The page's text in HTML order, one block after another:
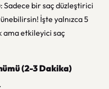
Sadece bir saç düzleştirici
İşte yalnızca 5
ama etkileyici saç
(2-3 Dakika)